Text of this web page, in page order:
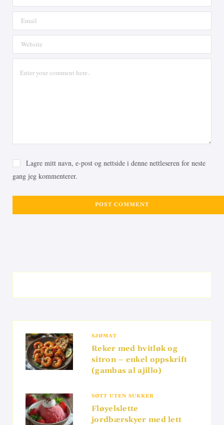
Lagre mitt navn, e-post og nettside i denne nettleseren for neste
gang jeg kommenterer.
SJØMAT
Reker med hvitløk og
sitron – enkel oppskrift
(gambas al ajillo)
SØTT UTEN SUKKER
Fløyelslette
jordbærskyer med lett